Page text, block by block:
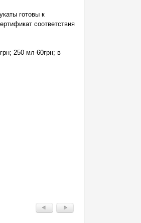
готовы к
соответствия
250 мл-60грн; в